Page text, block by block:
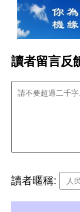
讀者留言反
讀者暱稱: